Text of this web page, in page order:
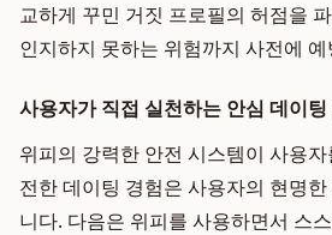
교하게 꾸민 거짓 프로필의 허점을
인지하지 못하는 위험까지 사전에
사용자가 직접 실천하는 안심 데이팅
위피의 강력한 안전 시스템이 사용
전한 데이팅 경험은 사용자의 현명
니다. 다음은 위피를 사용하면서 스